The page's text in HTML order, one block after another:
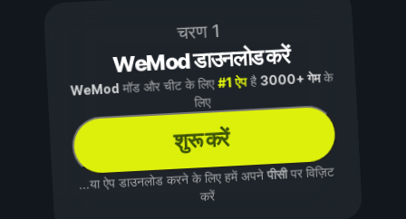
चरण 1
WeMod डाउनलोड करें
WeMod मॉड और चीट के लिए#1 ऐपहै3000+ गेमके
लिए
शुरू करें
...या ऐप डाउनलोड करने के लिए हमें अपनेपीसीपर विज़िट
करें